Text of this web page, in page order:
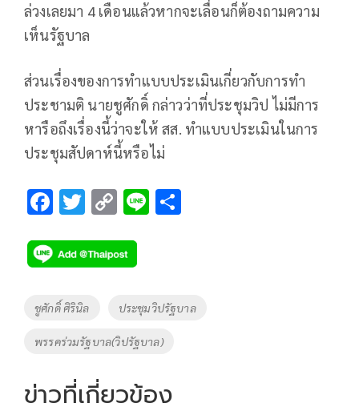
ล่วงเลยมา 4 เดือนแล้วหากจะเลื่อนก็ต้องถามความ
เห็นรัฐบาล
ส่วนเรื่องของการทำแบบประเมินเกี่ยวกับการทำ
ประชามติ นายชูศักดิ์ กล่าวว่าที่ประชุมวิป ไม่มีการ
หารือถึงเรื่องนี้ว่าจะให้ สส. ทำแบบประเมินในการ
ประชุมสัปดาห์นี้หรือไม่
F
e
b
o
o
k
T
tt
er
C
p
y
Li
n
k
Li
Tags
ชูศักดิ์ ศิรินิล ประชุมวิปรัฐบาล
พรรคร่วมรัฐบาล(วิปรัฐบาล)
ข่าวที่เกี่ยวข้อง